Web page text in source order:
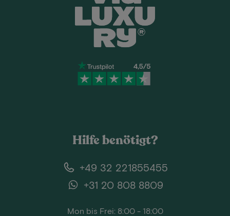
Hilfe benötigt?
+49 32 221855455
+31 20 808 8809
Mon bis Frei: 8:00 - 18:00